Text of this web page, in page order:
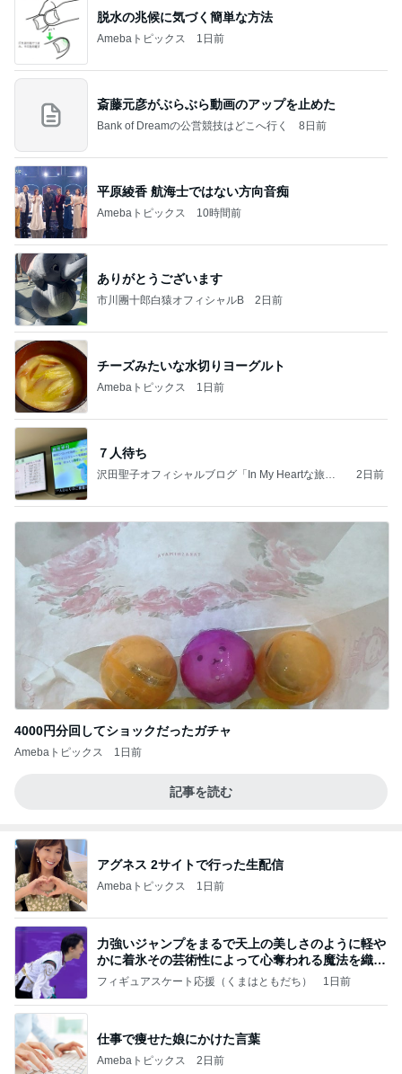
脱水の兆候に気づく簡単な方法
Amebaトピックス 1日前
斎藤元彦がぶらぶら動画のアップを止めた
Bank of Dreamの公営競技はどこへ行く 8日前
平原綾香 航海士ではない方向音痴
Amebaトピックス 10時間前
ありがとうございます
市川團十郎白猿オフィシャルB 2日前
チーズみたいな水切りヨーグルト
Amebaトピックス 1日前
７人待ち
沢田聖子オフィシャルブログ「In My Heartな旅日
2日前
4000円分回してショックだったガチャ
Amebaトピックス 1日前
記事を読む
アグネス 2サイトで行った生配信
Amebaトピックス 1日前
力強いジャンプをまるで天上の美しさのように軽や
かに着氷その芸術性によって心奪われる魔法を織り
なす
フィギュアスケート応援（くまはともだち） 1日前
仕事で痩せた娘にかけた言葉
Amebaトピックス 2日前